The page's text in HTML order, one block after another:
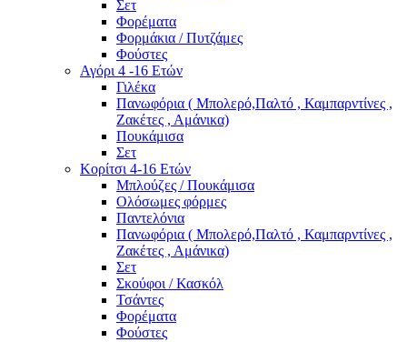
Σετ
Φορέματα
Φορμάκια / Πυτζάμες
Φούστες
Αγόρι 4 -16 Ετών
Γιλέκα
Πανωφόρια ( Μπολερό,Παλτό , Καμπαρντίνες ,
Ζακέτες , Αμάνικα)
Πουκάμισα
Σετ
Κορίτσι 4-16 Ετών
Μπλούζες / Πουκάμισα
Ολόσωμες φόρμες
Παντελόνια
Πανωφόρια ( Μπολερό,Παλτό , Καμπαρντίνες ,
Ζακέτες , Αμάνικα)
Σετ
Σκούφοι / Κασκόλ
Τσάντες
Φορέματα
Φούστες